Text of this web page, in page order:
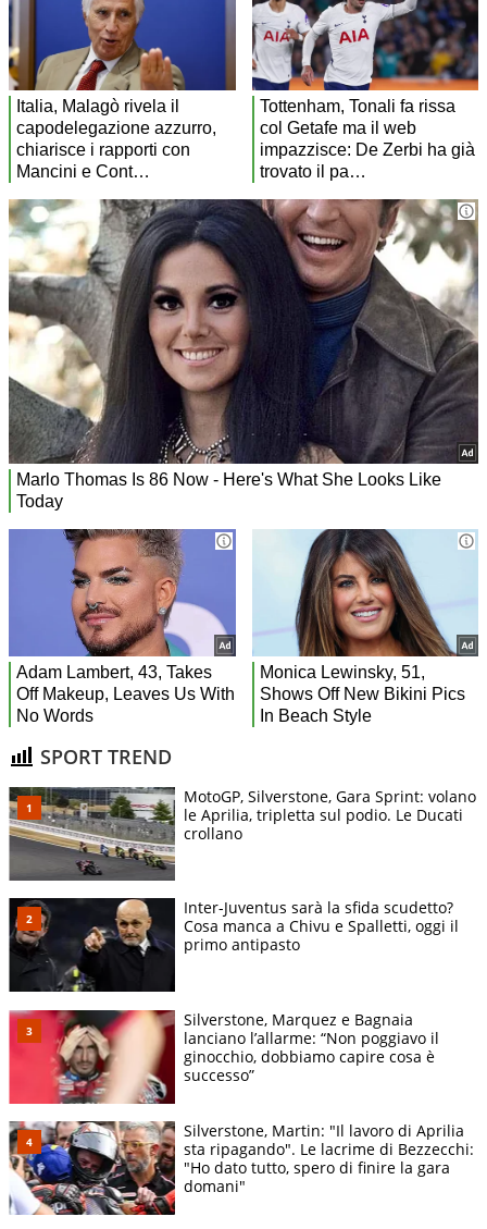
SPORT TREND
MotoGP, Silverstone, Gara Sprint: volano
le Aprilia, tripletta sul podio. Le Ducati
crollano
Inter-Juventus sarà la sfida scudetto?
Cosa manca a Chivu e Spalletti, oggi il
primo antipasto
Silverstone, Marquez e Bagnaia
lanciano l’allarme: “Non poggiavo il
ginocchio, dobbiamo capire cosa è
successo”
Silverstone, Martin: "Il lavoro di Aprilia
sta ripagando". Le lacrime di Bezzecchi:
"Ho dato tutto, spero di finire la gara
domani"